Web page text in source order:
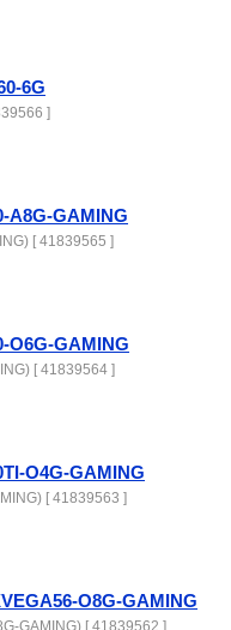
6G
]
A8G-GAMING
[ 41839565 ]
O6G-GAMING
[ 41839564 ]
O4G-GAMING
[ 41839563 ]
O8G-GAMING
GAMING) [ 41839562 ]